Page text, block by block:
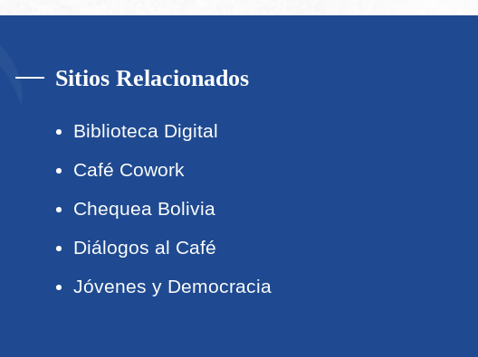
Sitios Relacionados
Biblioteca Digital
Café Cowork
Chequea Bolivia
Diálogos al Café
Jóvenes y Democracia